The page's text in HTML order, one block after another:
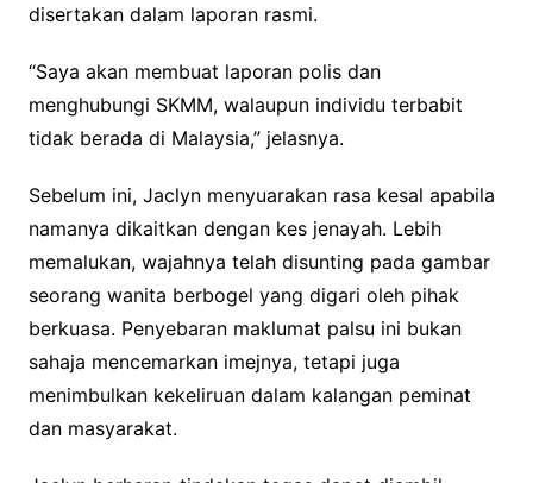
disertakan dalam laporan rasmi.
“Saya akan membuat laporan polis dan
menghubungi SKMM, walaupun individu terbabit
tidak berada di Malaysia,” jelasnya.
Sebelum ini, Jaclyn menyuarakan rasa kesal apabila
namanya dikaitkan dengan kes jenayah. Lebih
memalukan, wajahnya telah disunting pada gambar
seorang wanita berbogel yang digari oleh pihak
berkuasa. Penyebaran maklumat palsu ini bukan
sahaja mencemarkan imejnya, tetapi juga
menimbulkan kekeliruan dalam kalangan peminat
dan masyarakat.